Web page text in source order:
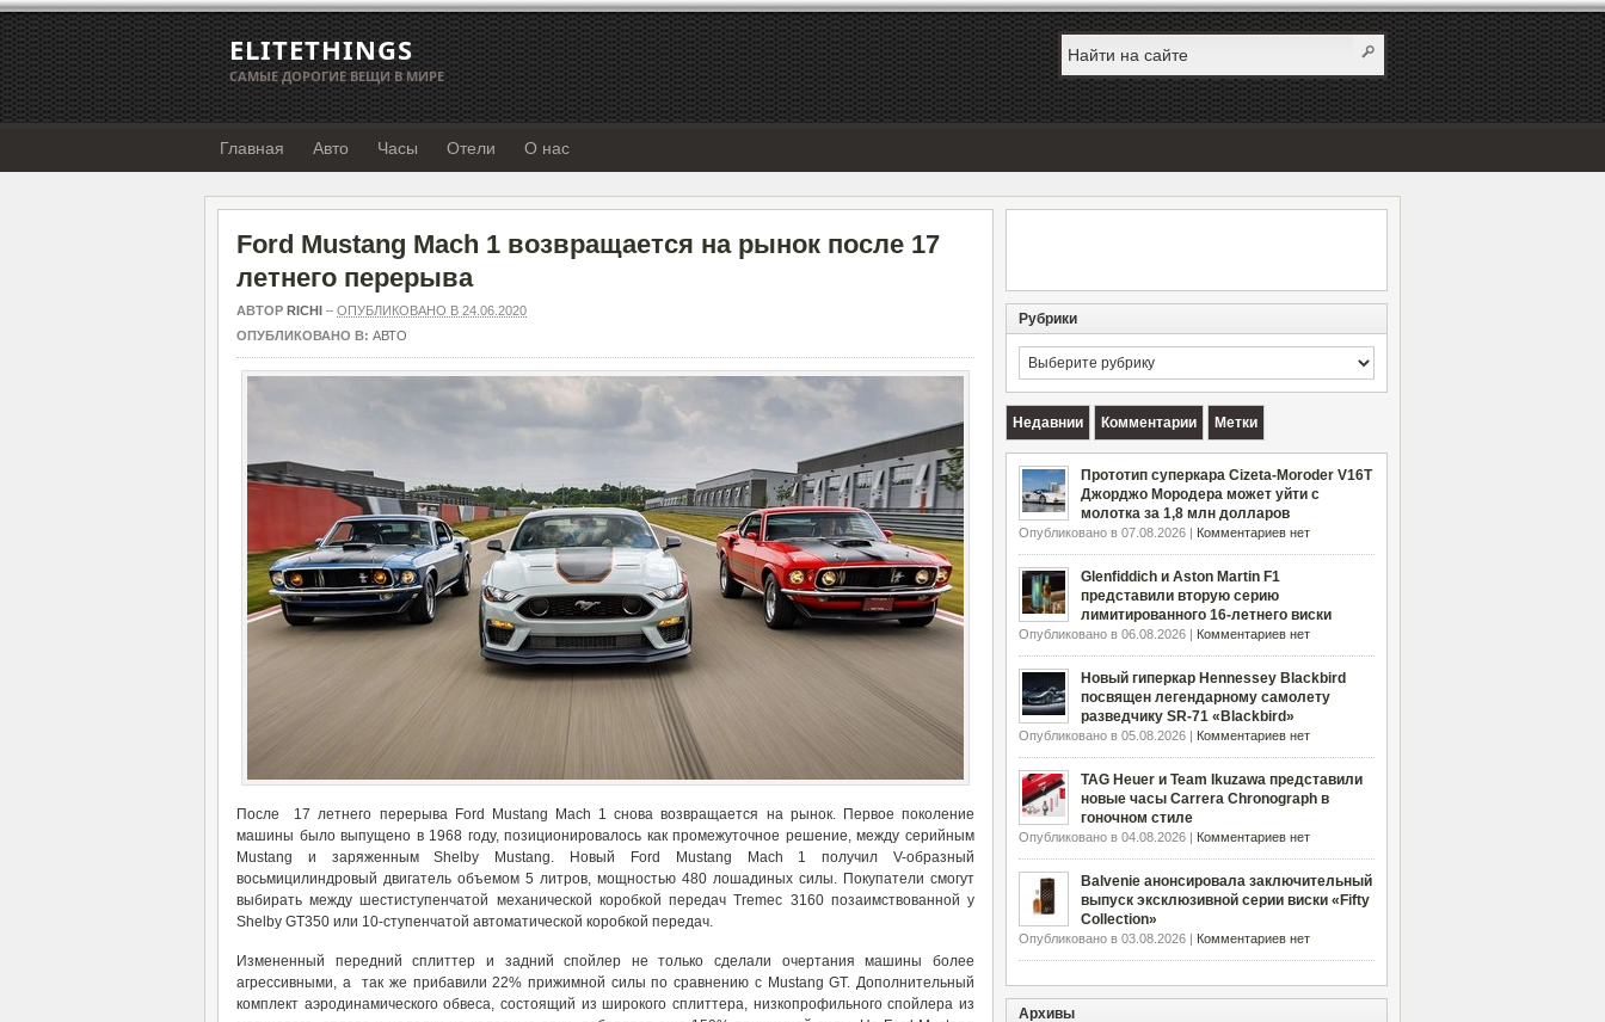
ELITETHINGS
САМЫЕ ДОРОГИЕ ВЕЩИ В МИРЕ
Главная Авто Часы Отели О нас
Ford Mustang Mach 1 возвращается на рынок после 17
летнего перерыва
АВТОР RICHI – ОПУБЛИКОВАНО В 24.06.2020
ОПУБЛИКОВАНО В: АВТО
После 17 летнего перерыва Ford Mustang Mach 1 снова возвращается на рынок. Первое поколение
машины было выпущено в 1968 году, позиционировалось как промежуточное решение, между серийным
Mustang и заряженным Shelby Mustang. Новый Ford Mustang Mach 1 получил V-образный
восьмицилиндровый двигатель объемом 5 литров, мощностью 480 лошадиных силы. Покупатели смогут
выбирать между шестиступенчатой механической коробкой передач Tremec 3160 позаимствованной у
Shelby GT350 или 10-ступенчатой автоматической коробкой передач.
Измененный передний сплиттер и задний спойлер не только сделали очертания машины более
агрессивными, а так же прибавили 22% прижимной силы по сравнению с Mustang GT. Дополнительный
комплект аэродинамического обвеса, состоящий из широкого сплиттера, низкопрофильного спойлера из
Рубрики
Рубрики
Недавнии Комментарии Метки
Прототип суперкара Cizeta-Moroder V16T
Джорджо Мородера может уйти с
молотка за 1,8 млн долларов
Опубликовано в 07.08.2026 | Комментариев нет
Glenfiddich и Aston Martin F1
представили вторую серию
лимитированного 16-летнего виски
Опубликовано в 06.08.2026 | Комментариев нет
Новый гиперкар Hennessey Blackbird
посвящен легендарному самолету
разведчику SR-71 «Blackbird»
Опубликовано в 05.08.2026 | Комментариев нет
TAG Heuer и Team Ikuzawa представили
новые часы Carrera Chronograph в
гоночном стиле
Опубликовано в 04.08.2026 | Комментариев нет
Balvenie анонсировала заключительный
выпуск эксклюзивной серии виски «Fifty
Collection»
Опубликовано в 03.08.2026 | Комментариев нет
Архивы